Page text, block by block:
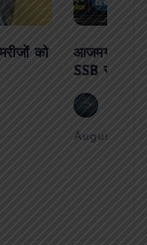
को
आजमगढ़
SSB सुबेदार
August 6,